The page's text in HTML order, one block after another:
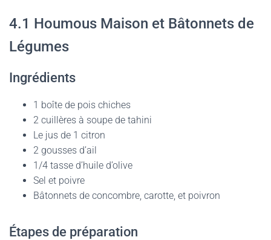
4.1 Houmous Maison et Bâtonnets de
Légumes
Ingrédients
1 boîte de pois chiches
2 cuillères à soupe de tahini
Le jus de 1 citron
2 gousses d’ail
1/4 tasse d’huile d’olive
Sel et poivre
Bâtonnets de concombre, carotte, et poivron
Étapes de préparation